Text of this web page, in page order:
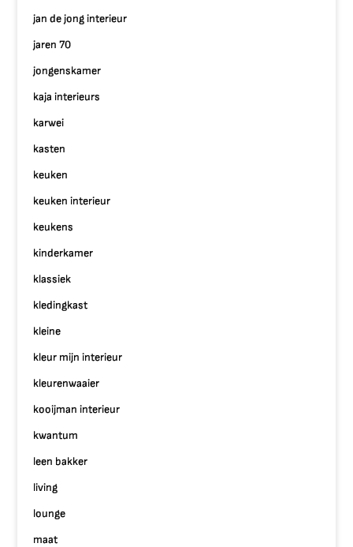
jan de jong interieur
jaren 70
jongenskamer
kaja interieurs
karwei
kasten
keuken
keuken interieur
keukens
kinderkamer
klassiek
kledingkast
kleine
kleur mijn interieur
kleurenwaaier
kooijman interieur
kwantum
leen bakker
living
lounge
maat